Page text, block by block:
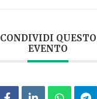
CONDIVIDI QUESTO
EVENTO